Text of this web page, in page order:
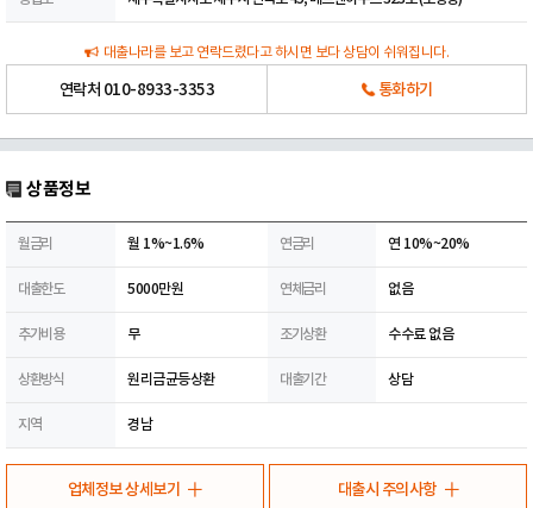
대출나라를 보고 연락드렸다고 하시면 보다 상담이 쉬워집니다.
연락처 010-8933-3353 통화하기
상품정보
월금리 월 1%~1.6% 연금리 연 10%~20%
대출한도 5000만원 연체금리 없음
추가비용 무 조기상환 수수료 없음
상환방식 원리금균등상환 대출기간 상담
지역 경남
업체정보 상세보기 대출시 주의사항